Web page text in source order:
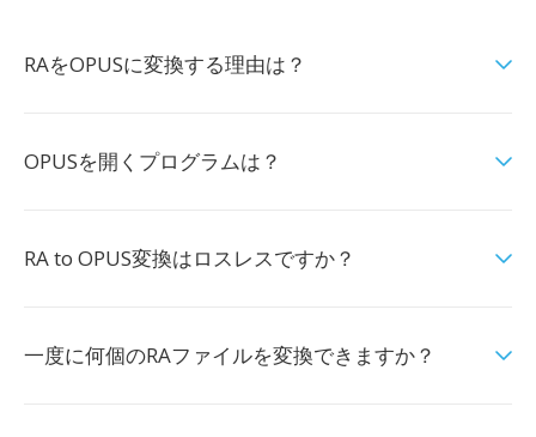
RAをOPUSに変換する理由は？
OPUSを開くプログラムは？
RA to OPUS変換はロスレスですか？
一度に何個のRAファイルを変換できますか？